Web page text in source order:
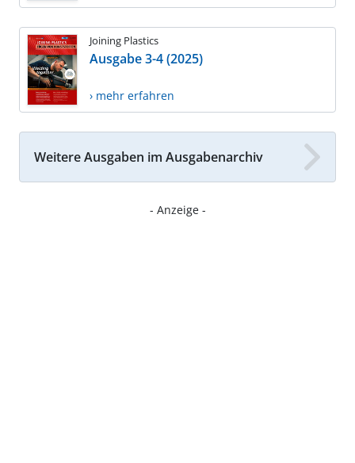
Joining Plastics
Ausgabe 3-4 (2025)
› mehr erfahren
Weitere Ausgaben im Ausgabenarchiv
- Anzeige -